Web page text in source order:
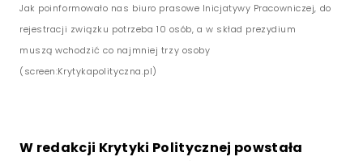
Jak poinformowało nas biuro prasowe Inicjatywy Pracowniczej, do
rejestracji związku potrzeba 10 osób, a w skład prezydium
muszą wchodzić co najmniej trzy osoby
(screen:Krytykapolityczna.pl)
W redakcji Krytyki Politycznej powstała